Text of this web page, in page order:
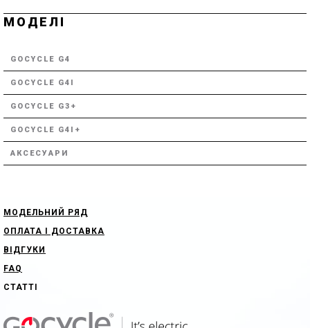
МОДЕЛІ
GOCYCLE G4
GOCYCLE G4I
GOCYCLE G3+
GOCYCLE G4I+
АКСЕСУАРИ
МОДЕЛЬНИЙ РЯД
ОПЛАТА І ДОСТАВКА
ВІДГУКИ
FAQ
СТАТТІ